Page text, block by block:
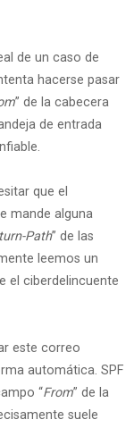
de un caso de
hacerse pasar
” de la cabecera
de entrada
que el
mande alguna
Path” de las
leemos un
el ciberdelincuente
este correo
automática. SPF
“From” de la
suele